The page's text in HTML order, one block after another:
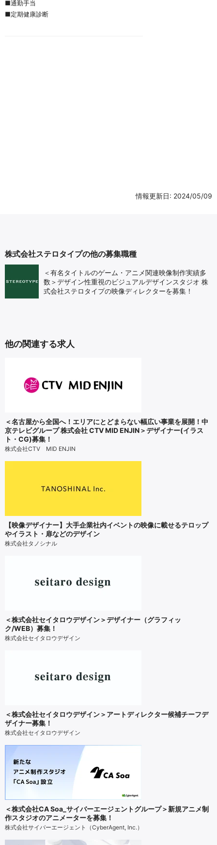
■通勤手当
■定期健康診断
情報更新日: 2024/05/09
株式会社ステロタイプの他の募集職種
＜有名タイトルのゲーム・アニメ関連映像制作実績多
数＞デザイン性重視のビジュアルデザインスタジオ 株
式会社ステロタイプの映像ディレクターを募集！
他の関連する求人
＜名古屋から全国へ！エリアにとどまらない幅広い事業を展開！中
京テレビグループ 株式会社 CTV MID ENJIN＞デザイナー(イラス
ト・CG)募集！
株式会社CTV MID ENJIN
【映像デザイナー】大手企業社内イベントの映像に載せるテロップ
やイラスト・扉などのデザイン
株式会社タノシナル
＜株式会社セイタロウデザイン＞デザイナー（グラフィッ
ク/WEB）募集！
株式会社セイタロウデザイン
＜株式会社セイタロウデザイン＞アートディレクター候補チーフデ
ザイナー募集！
株式会社セイタロウデザイン
＜株式会社CA Soa_サイバーエージェントグループ＞新規アニメ制
作スタジオのアニメーターを募集！
株式会社サイバーエージェント（CyberAgent, Inc.）